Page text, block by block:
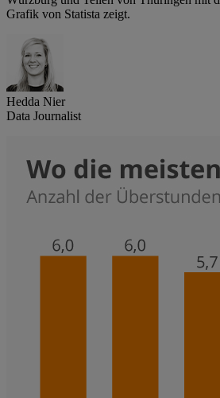
Grafik von Statista zeigt.
Hedda Nier
Data Journalist